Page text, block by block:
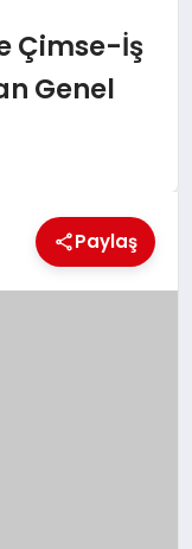
Çimse-İş
Genel
Paylaş